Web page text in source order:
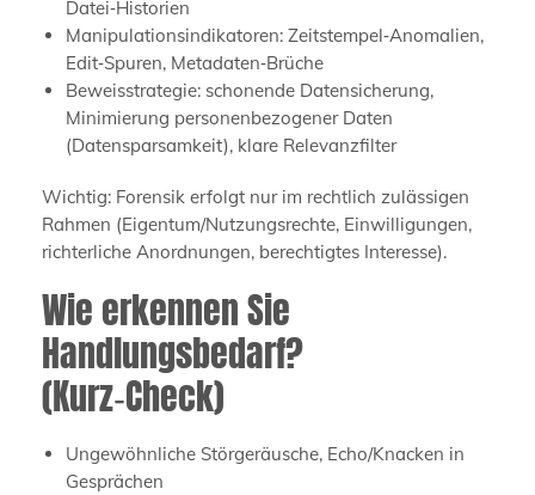
Datei‑Historien
Manipulationsindikatoren: Zeitstempel‑Anomalien,
Edit‑Spuren, Metadaten‑Brüche
Beweisstrategie: schonende Datensicherung,
Minimierung personenbezogener Daten
(Datensparsamkeit), klare Relevanzfilter
Wichtig: Forensik erfolgt nur im rechtlich zulässigen
Rahmen (Eigentum/Nutzungsrechte, Einwilligungen,
richterliche Anordnungen, berechtigtes Interesse).
Wie erkennen Sie
Handlungsbedarf?
(Kurz‑Check)
Ungewöhnliche Störgeräusche, Echo/Knacken in
Gesprächen